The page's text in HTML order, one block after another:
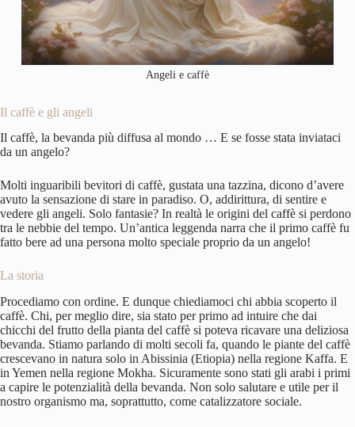
Angeli e caffè
Il caffè e gli angeli
Il caffè, la bevanda più diffusa al mondo … E se fosse stata inviataci
da un angelo?
Molti inguaribili bevitori di caffè, gustata una tazzina, dicono d’avere
avuto la sensazione di stare in paradiso. O, addirittura, di sentire e
vedere gli angeli. Solo fantasie? In realtà le origini del caffè si perdono
tra le nebbie del tempo. Un’antica leggenda narra che il primo caffè fu
fatto bere ad una persona molto speciale proprio da un angelo!
La storia
Procediamo con ordine. E dunque chiediamoci chi abbia scoperto il
caffè. Chi, per meglio dire, sia stato per primo ad intuire che dai
chicchi del frutto della pianta del caffè si poteva ricavare una deliziosa
bevanda. Stiamo parlando di molti secoli fa, quando le piante del caffè
crescevano in natura solo in Abissinia (Etiopia) nella regione Kaffa. E
in Yemen nella regione Mokha. Sicuramente sono stati gli arabi i primi
a capire le potenzialità della bevanda. Non solo salutare e utile per il
nostro organismo ma, soprattutto, come catalizzatore sociale.